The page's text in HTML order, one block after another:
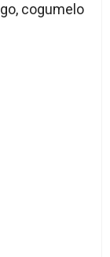
cogumelo